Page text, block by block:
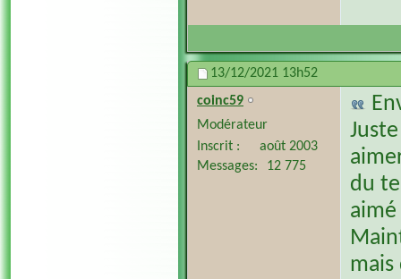
13/12/2021 13h52
coinc59
Modérateur
Inscrit
août 2003
Messages
12 775
du
aimé
mais